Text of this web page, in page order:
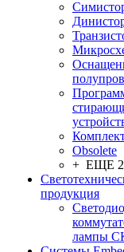
Obsolete
+ ЕЩЕ 2
продукция
лампы